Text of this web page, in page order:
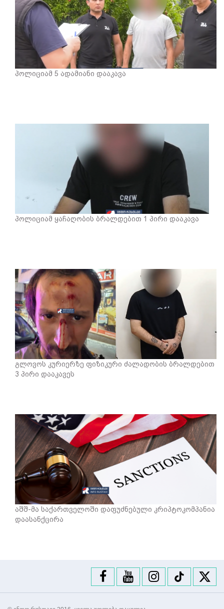
პოლიციამ 5 ადამიანი დააკავა
პოლიციამ ყაჩაღობის ბრალდებით 1 პირი დააკავა
გლოვოს კურიერზე ფიზიკური ძალადობის ბრალდებით
3 პირი დააკავეს
აშშ-მა საქართველოში დაფუძნებული კრიპტოკომპანია
დაასანქცირა